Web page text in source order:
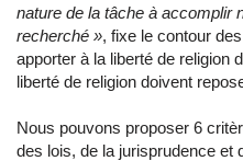
nature de la tâche à accomplir
recherché », fixe le contour
apporter à la liberté de religion
liberté de religion doivent
Nous pouvons proposer 6
des lois, de la jurisprudence et